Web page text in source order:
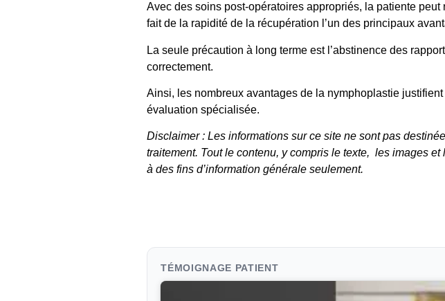
Avec des soins post-opératoires appropriés, la patiente
fait de la rapidité de la récupération l’un des principaux
La seule précaution à long terme est l’abstinence des
correctement.
Ainsi, les nombreux avantages de la nymphoplastie
évaluation spécialisée.
Disclaimer : Les informations sur ce site ne sont pas
traitement. Tout le contenu, y compris le texte, les images
à des fins d’information générale seulement.
TÉMOIGNAGE PATIENT